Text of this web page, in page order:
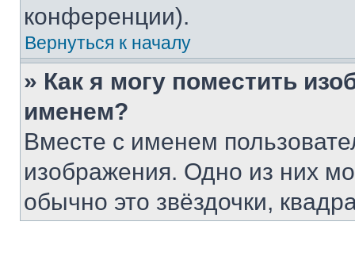
конференции).
Вернуться к началу
» Как я могу поместить
именем?
Вместе с именем
изображения. Одно из них
обычно это звёздочки,